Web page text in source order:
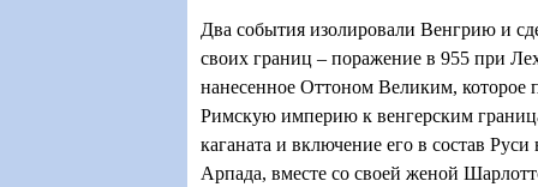
Два события изолировали Венгрию и
своих границ – поражение в 955 при
нанесенное Оттоном Великим,
Римскую империю к венгерским
каганата и включение его в состав Руси
Арпада, вместе со своей женой